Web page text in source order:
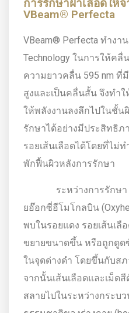
การรักษาฝ้าเลือดให้
VBeam® Perfecta
VBeam® Perfecta ทำงา
Technology ในการให้คลื่
ความยาวคลื่น 595 nm ที่
สูงและเป็นคลื่นสั้น จึงทำใ
ให้พลังงานลงลึกไปในชั้น
รักษาได้อย่างมีประสิทธิภ
รอยเส้นเลือดได้โดยที่ไม่
พักฟื้นผิวหลังการรักษา
ระหว่างการรักษา พลั
ยอ๊อกซี่ฮีโมโกลบิน
พบในรอยแดง รอยเส้นเ
ขยายขนาดขึ้น หรือถูกดูด
ในจุดด่างดำ โดยขึ้นกับส
จากนั้นเส้นเลือดและเม็ด
สลายไปในระหว่างกระบ